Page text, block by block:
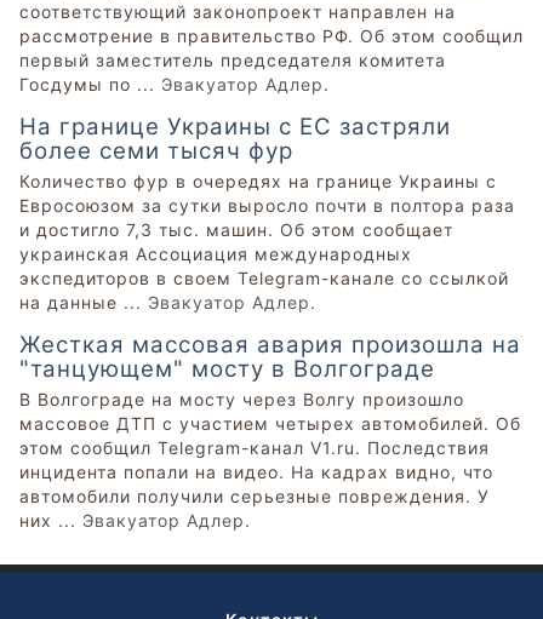
соответствующий законопроект направлен на
рассмотрение в правительство РФ. Об этом сообщил
первый заместитель председателя комитета
Госдумы по ... Эвакуатор Адлер.
На границе Украины с ЕС застряли
более семи тысяч фур
Количество фур в очередях на границе Украины с
Евросоюзом за сутки выросло почти в полтора раза
и достигло 7,3 тыс. машин. Об этом сообщает
украинская Ассоциация международных
экспедиторов в своем Telegram-канале со ссылкой
на данные ... Эвакуатор Адлер.
Жесткая массовая авария произошла на
"танцующем" мосту в Волгограде
В Волгограде на мосту через Волгу произошло
массовое ДТП с участием четырех автомобилей. Об
этом сообщил Telegram-канал V1.ru. Последствия
инцидента попали на видео. На кадрах видно, что
автомобили получили серьезные повреждения. У
них ... Эвакуатор Адлер.